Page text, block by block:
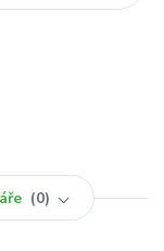
0